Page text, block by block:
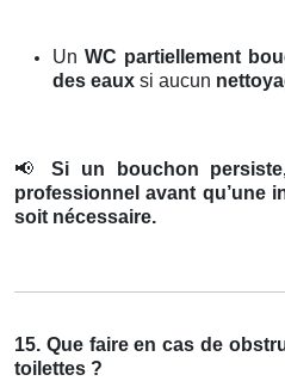
UnWC partiellement
des eaux si aucun
📢
Si un bouchon
professionnel avant qu’une
soit nécessaire.
15. Que faire en cas de
toilettes ?